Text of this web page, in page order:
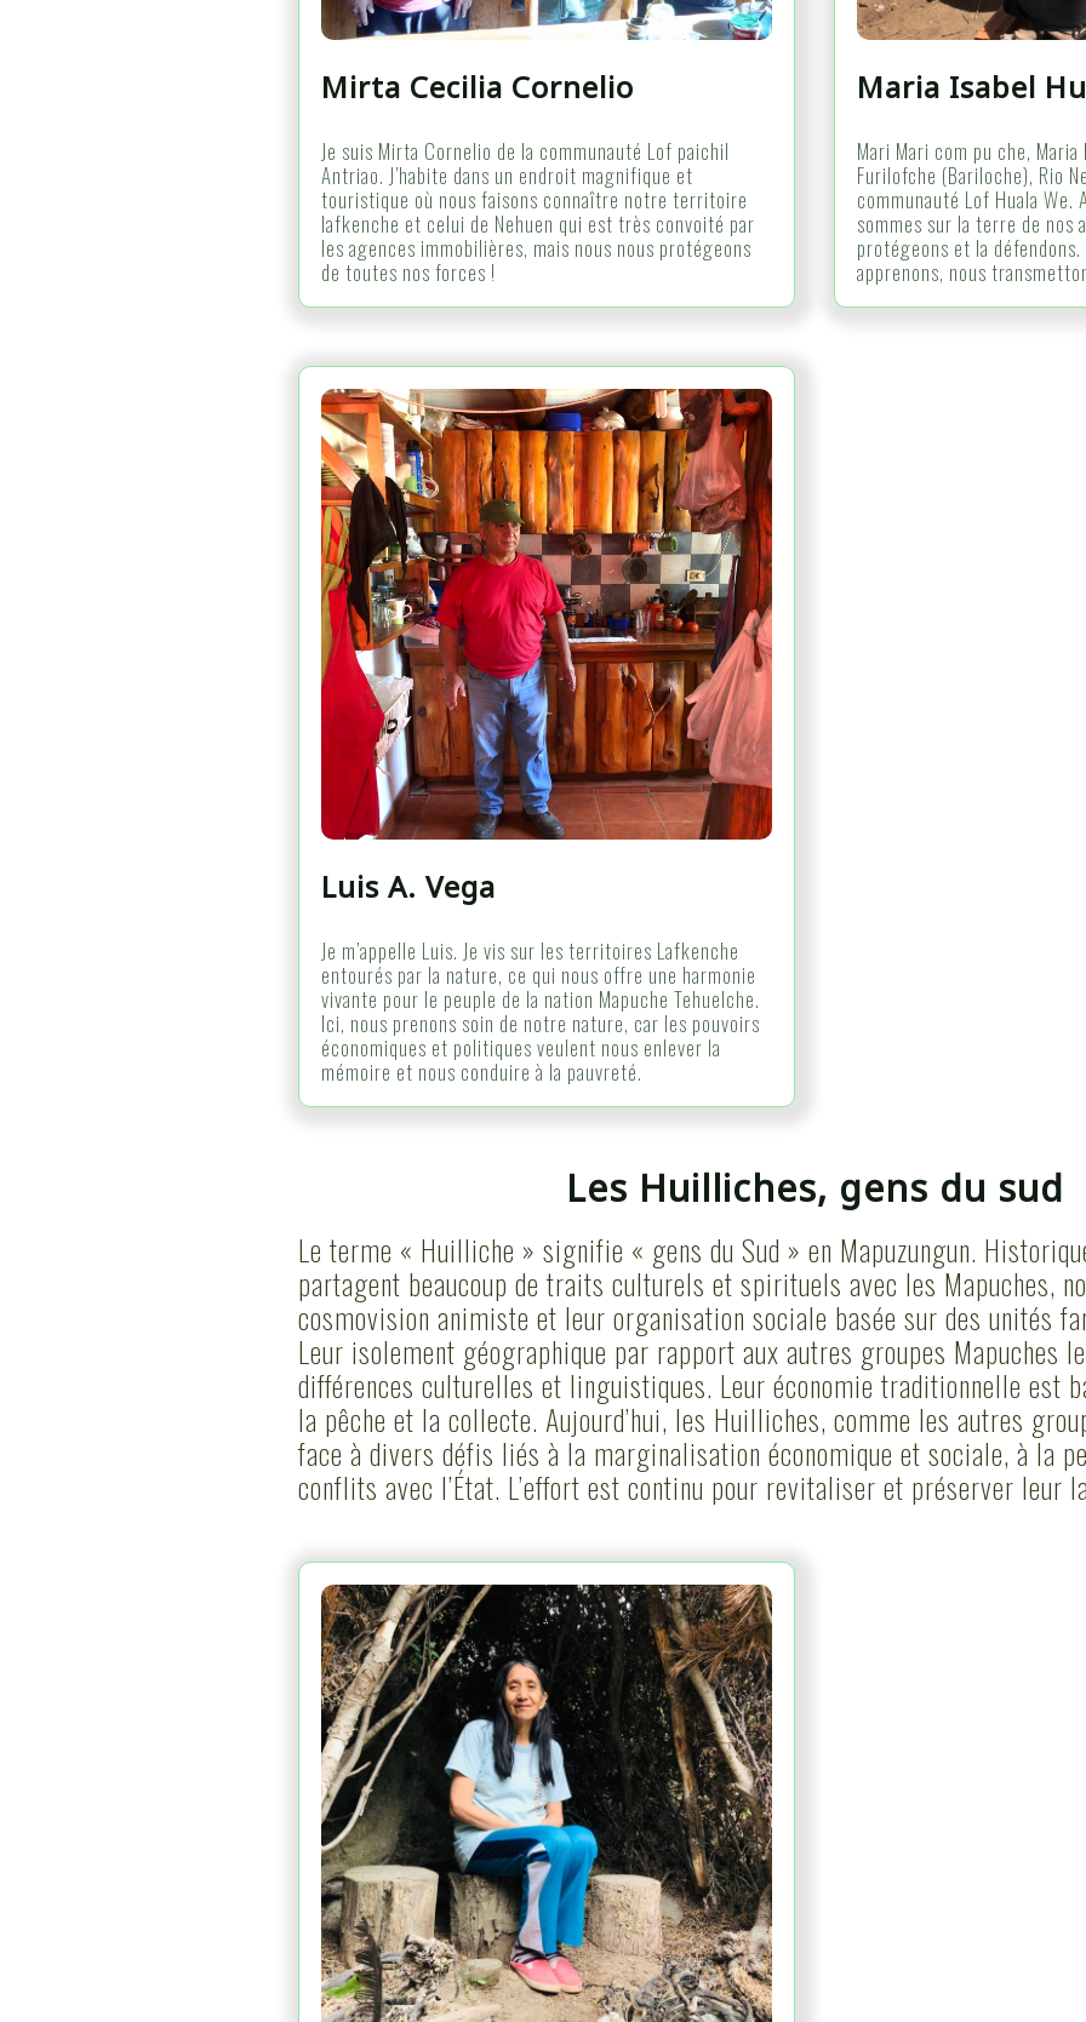
Mirta Cecilia Cornelio
Je suis Mirta Cornelio de la communauté Lof paichil
Antriao. J’habite dans un endroit magnifique et
touristique où nous faisons connaître notre territoire
lafkenche et celui de Nehuen qui est très convoité par
les agences immobilières, mais nous nous protégeons
de toutes nos forces !
Maria Isabel
Mari Mari com pu che,
Furilofche (Bariloche), Rio
communauté Lof Huala We.
sommes sur la terre de nos
protégeons et la
apprenons, nous
Luis A. Vega
Je m’appelle Luis. Je vis sur les territoires Lafkenche
entourés par la nature, ce qui nous offre une harmonie
vivante pour le peuple de la nation Mapuche Tehuelche.
Ici, nous prenons soin de notre nature, car les pouvoirs
économiques et politiques veulent nous enlever la
mémoire et nous conduire à la pauvreté.
Les Huilliches, gens du sud
Le terme « Huilliche » signifie « gens du Sud » en Mapuzungun.
partagent beaucoup de traits culturels et spirituels avec les Mapuches,
cosmovision animiste et leur organisation sociale basée sur des unités
Leur isolement géographique par rapport aux autres groupes Mapuches
différences culturelles et linguistiques. Leur économie traditionnelle est
la pêche et la collecte. Aujourd’hui, les Huilliches, comme les autres
face à divers défis liés à la marginalisation économique et sociale, à la
conflits avec l’État. L’effort est continu pour revitaliser et préserver leur